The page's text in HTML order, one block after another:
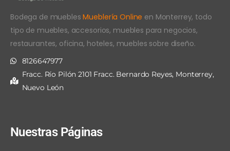
Bodega de mueblesMueblería Online en Monterrey, todo
tipo de muebles, accesorios, muebles para negocios,
restaurantes, oficina, hoteles, muebles sobre diseño.
8126647977
Fracc. Río Pilón 2101 Fracc. Bernardo Reyes, Monterrey,
Nuevo León
Nuestras Páginas